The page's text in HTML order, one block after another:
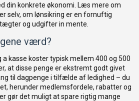
din konkrete økonomi. Læs mere om
selv, om lønsikring er en fornuftig
og udgifter in mente.
værd?
a kasse koster typisk mellem 400 og 500
at disse penge er ekstremt godt givet
til dagpenge i tilfælde af ledighed – du
herunder medlemsfordele, rabatter og
gør det muligt at spare rigtig mange